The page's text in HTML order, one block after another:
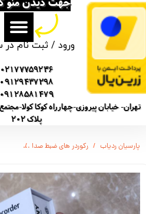
ورود /ثبت نام
خروج از حساب کاربری
02177759236
09129437298
09128581479
پلاک 202
پارسیان ردیاب رکوردر های ضبط صدا